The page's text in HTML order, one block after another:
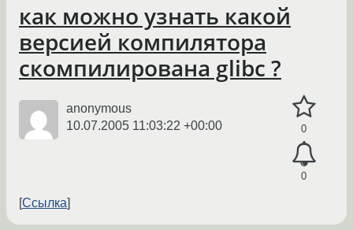
как можно узнать какой
версией компилятора
скомпилирована glibc ?
0
0
anonymous
10.07.2005 11:03:22 +00:00
Ссылка